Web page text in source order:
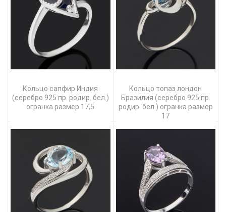
Кольцо сапфир Индия
(серебро 925 пр. родир. бел.)
огранка размер 17,5
Кольцо топаз лондон
Бразилия (серебро 925 пр.
родир. бел.) огранка размер
17